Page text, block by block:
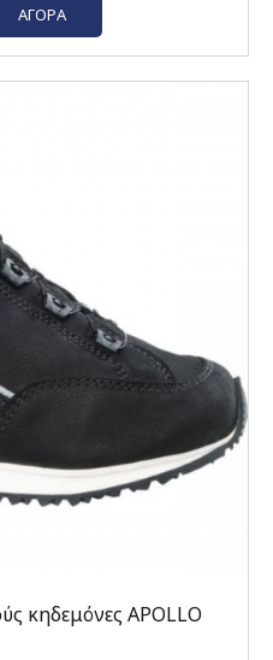
ΑΓΟΡΆ
κηδεμόνες APOLLO